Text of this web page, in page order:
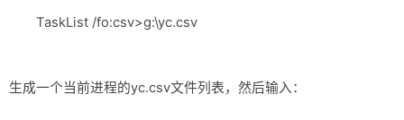
TaskList /fo:csv>g:\yc.csv
生成一个当前进程的yc.csv文件列表，然后输入：